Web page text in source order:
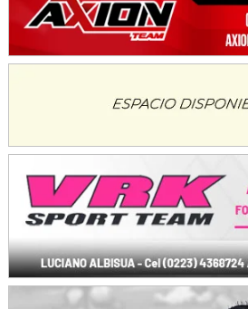
KDO - F6
Ciudad de Trenque Lauquen (Asfalto)
Trenque Lauquen (Buenos Aires)
Parque de la Velocidad (Asfalto)
El Cerro (Tierra)
Victoria (Entre Ríos)
Moto Club Reginense (Tierra)
Gral. E. Godoy (Río Negro)
CSK - F7